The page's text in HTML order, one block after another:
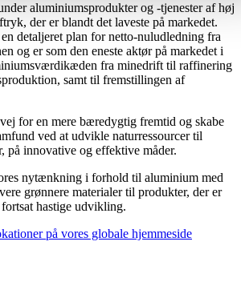
aluminiumsprodukter og -tjenester af høj
der er blandt det laveste på markedet.
detaljeret plan for netto-nuludledning fra
og er som den eneste aktør på markedet i
fra minedrift til raffinering
samt til fremstillingen af
for en mere bæredygtig fremtid og skabe
ved at udvikle naturressourcer til
på innovative og effektive måder.
nytænkning i forhold til aluminium med
grønnere materialer til produkter, der er
hastige udvikling.
på vores globale hjemmeside